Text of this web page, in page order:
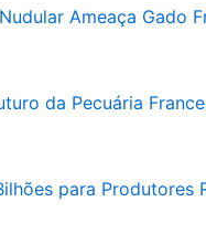
da Pecuária